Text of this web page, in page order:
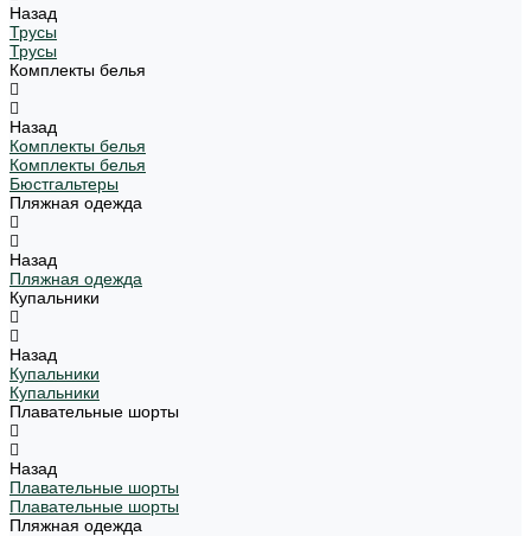
Назад
Трусы
Трусы
Комплекты белья
Назад
Комплекты белья
Комплекты белья
Бюстгальтеры
Пляжная одежда
Назад
Пляжная одежда
Купальники
Назад
Купальники
Купальники
Плавательные шорты
Назад
Плавательные шорты
Плавательные шорты
Пляжная одежда